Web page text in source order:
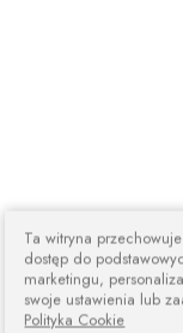
Ta witryna
dostęp do
marketingu,
swoje ustawienia lub
Polityka Cookie